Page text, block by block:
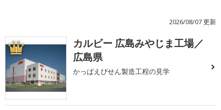
2026/08/07 更新
1
カルビー 広島みやじま工場／
広島県
かっぱえびせん製造工程の見学